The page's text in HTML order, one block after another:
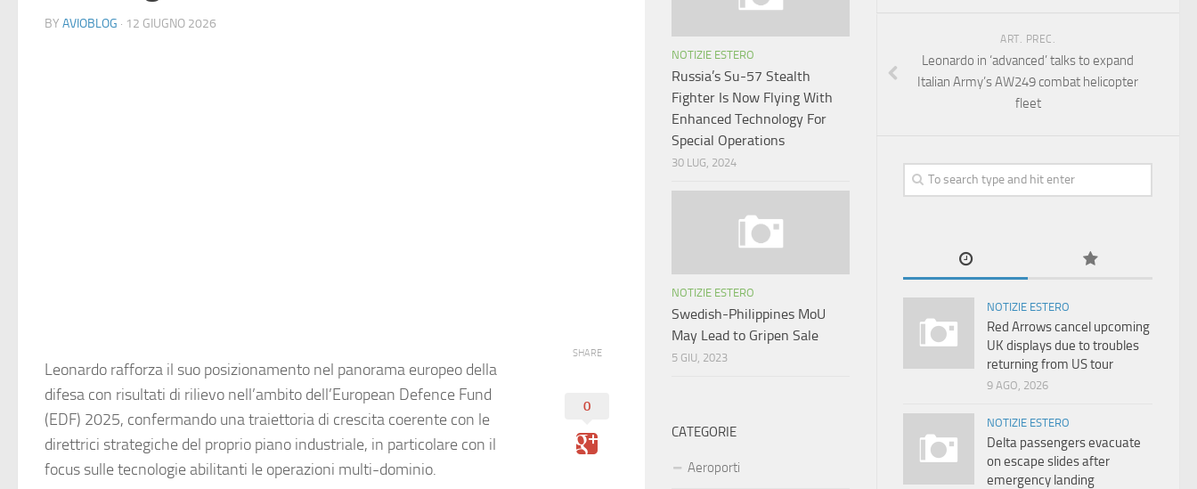
BY AVIOBLOG · 12 GIUGNO 2026
Leonardo rafforza il suo posizionamento nel panorama europeo della
difesa con risultati di rilievo nell’ambito dell’European Defence Fund
(EDF) 2025, confermando una traiettoria di crescita coerente con le
direttrici strategiche del proprio piano industriale, in particolare con il
focus sulle tecnologie abilitanti le operazioni multi-dominio.
SHARE
0
ART. PREC.
Leonardo in ‘advanced’ talks to expand
Italian Army’s AW249 combat helicopter
fleet
NOTIZIE ESTERO
Red Arrows cancel upcoming
UK displays due to troubles
returning from US tour
9 AGO, 2026
NOTIZIE ESTERO
Delta passengers evacuate
on escape slides after
emergency landing
NOTIZIE ESTERO
Russia’s Su-57 Stealth
Fighter Is Now Flying With
Enhanced Technology For
Special Operations
30 LUG, 2024
NOTIZIE ESTERO
Swedish-Philippines MoU
May Lead to Gripen Sale
5 GIU, 2023
CATEGORIE
Aeroporti